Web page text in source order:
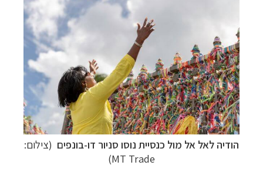
הודיה לאל אל מול כנסיית נוסו סניור דו-בונפים (צילום:
MT Trade)